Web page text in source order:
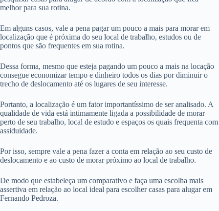
melhor para sua rotina.
Em alguns casos, vale a pena pagar um pouco a mais para morar em
localização que é próxima do seu local de trabalho, estudos ou de
pontos que são frequentes em sua rotina.
Dessa forma, mesmo que esteja pagando um pouco a mais na locação
consegue economizar tempo e dinheiro todos os dias por diminuir o
trecho de deslocamento até os lugares de seu interesse.
Portanto, a localização é um fator importantíssimo de ser analisado. A
qualidade de vida está intimamente ligada a possibilidade de morar
perto de seu trabalho, local de estudo e espaços os quais frequenta com
assiduidade.
Por isso, sempre vale a pena fazer a conta em relação ao seu custo de
deslocamento e ao custo de morar próximo ao local de trabalho.
De modo que estabeleça um comparativo e faça uma escolha mais
assertiva em relação ao local ideal para escolher casas para alugar em
Fernando Pedroza.